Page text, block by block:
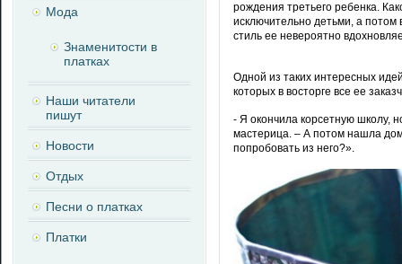
рождения третьего ребенка.
исключительно детьми, а потом
стиль ее невероятно
Одной из таких интересных
которых в восторге все ее
- Я окончила корсетную школу,
мастерица. – А потом нашла
попробовать из него?».
Мода
Знаменитости в
платках
Наши читатели
пишут
Новости
Отдых
Песни о платках
Платки